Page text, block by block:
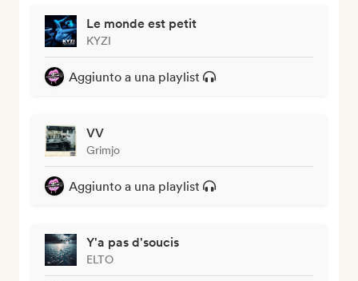
Le monde est petit
KYZI
Aggiunto a una playlist
VV
Grimjo
Aggiunto a una playlist
Y'a pas d'soucis
ELTO